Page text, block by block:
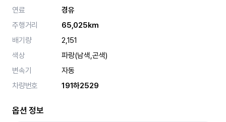
연료
경유
주행거리
65,025km
배기량
2,151
색상
파랑(남색,곤색)
변속기
자동
차량번호
191하2529
옵션 정보